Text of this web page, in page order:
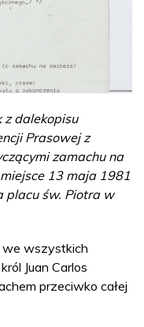
dalekopisu
Prasowej z
zamachu na
13 maja 1981
placu św. Piotra w
we wszystkich
Juan Carlos
przeciwko całej